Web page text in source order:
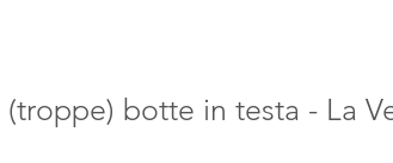
botte in testa - La